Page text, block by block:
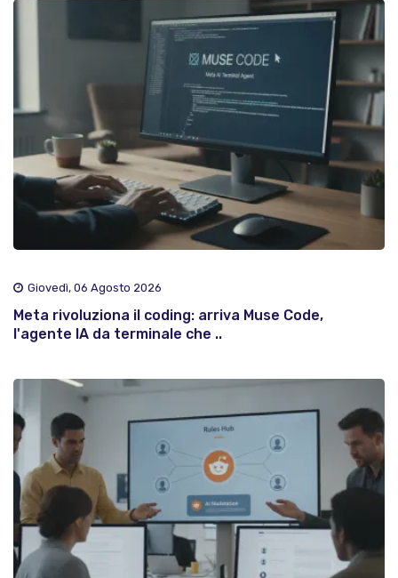
Giovedì, 06 Agosto 2026
Meta rivoluziona il coding: arriva Muse Code,
l'agente IA da terminale che ..